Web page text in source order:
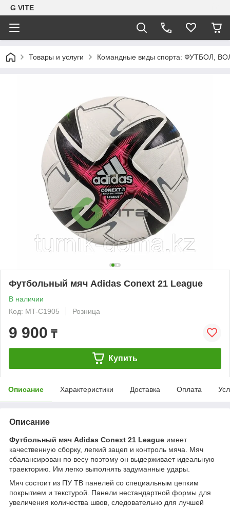
G VITE
Товары и услуги Командные виды спорта: ФУТБОЛ,
Футбольный мяч Adidas Conext 21 League
В наличии
Код: MT-C1905
Розница
9 900 ₸
Купить
Описание Характеристики Доставка Оплата
Описание
Футбольный мяч Adidas Conext 21 League имеет
качественную сборку, легкий зацеп и контроль мяча. Мяч
сбалансирован по весу поэтому он выдерживает идеальную
траекторию. Им легко выполнять задуманные удары.
Мяч состоит из ПУ ТВ панелей со специальным цепким
покрытием и текстурой. Панели нестандартной формы для
увеличения количества швов, следовательно для лучшей